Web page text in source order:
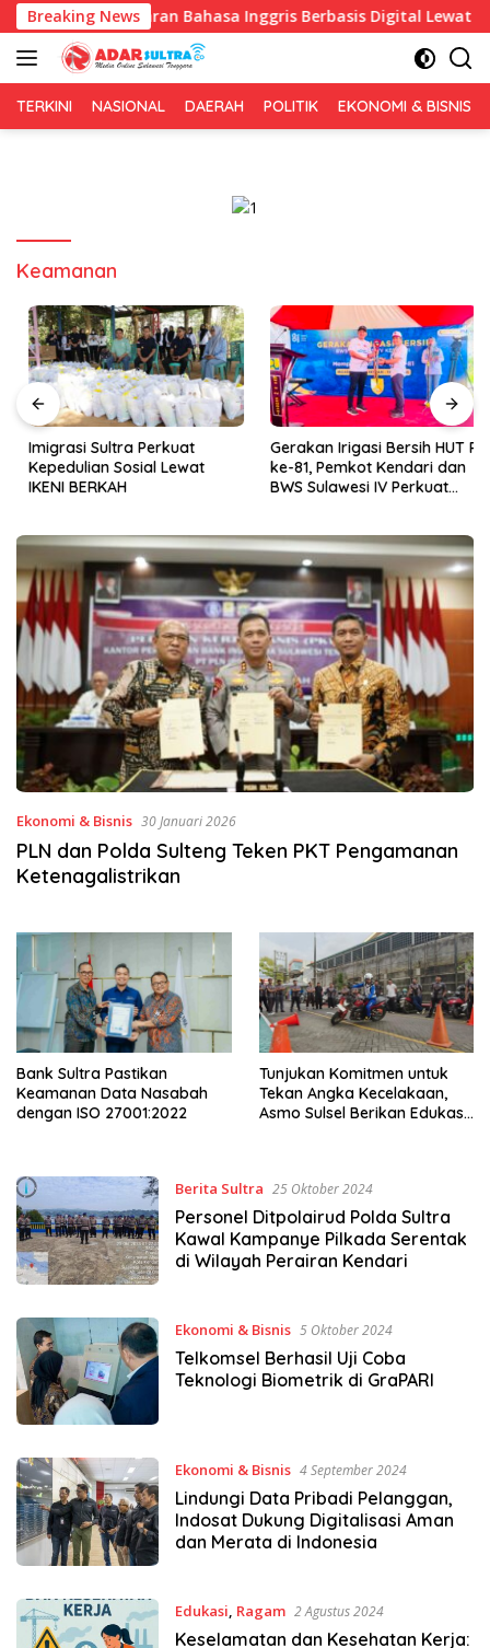
Langsung
ke
konten
Breaking NewsBahasa Inggris Berbasis Digital Lewat KKN
TERKINI NASIONAL DAERAH POLITIK EKONOMI & BISNIS
Keamanan
Imigrasi Sultra Perkuat
Kepedulian Sosial Lewat
IKENI BERKAH
Gerakan Irigasi Bersih HUT RI
ke-81, Pemkot Kendari dan
BWS Sulawesi IV Perkuat
Ekonomi & Bisnis 30 Januari 2026
PLN dan Polda Sulteng Teken PKT Pengamanan
Ketenagalistrikan
Bank Sultra Pastikan
Keamanan Data Nasabah
dengan ISO 27001:2022
Tunjukan Komitmen untuk
Tekan Angka Kecelakaan,
Asmo Sulsel Berikan Edukasi
Berita Sultra 25 Oktober 2024
Personel Ditpolairud Polda Sultra
Kawal Kampanye Pilkada Serentak
di Wilayah Perairan Kendari
Ekonomi & Bisnis 5 Oktober 2024
Telkomsel Berhasil Uji Coba
Teknologi Biometrik di GraPARI
Ekonomi & Bisnis 4 September 2024
Lindungi Data Pribadi Pelanggan,
Indosat Dukung Digitalisasi Aman
dan Merata di Indonesia
Edukasi, Ragam 2 Agustus 2024
Keselamatan dan Kesehatan Kerja: